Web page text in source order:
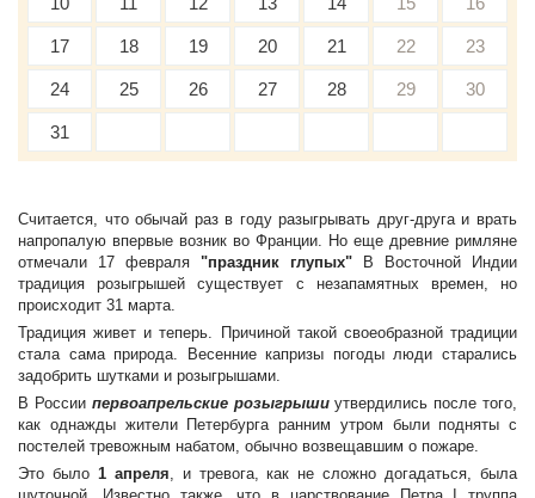
17 18 19 20 21 22 23
24 25 26 27 28 29 30
31
Считается, что обычай раз в году разыгрывать друг-друга и врать
напропалую впервые возник во Франции. Но еще древние римляне
отмечали 17 февраля "праздник глупых" В Восточной Индии
традиция розыгрышей существует с незапамятных времен, но
происходит 31 марта.
Традиция живет и теперь. Причиной такой своеобразной традиции
стала сама природа. Весенние капризы погоды люди старались
задобрить шутками и розыгрышами.
В России первоапрельские розыгрышиутвердились после того,
как однажды жители Петербурга ранним утром были подняты с
постелей тревожным набатом, обычно возвещавшим о пожаре.
Это было 1 апреля, и тревога, как не сложно догадаться, была